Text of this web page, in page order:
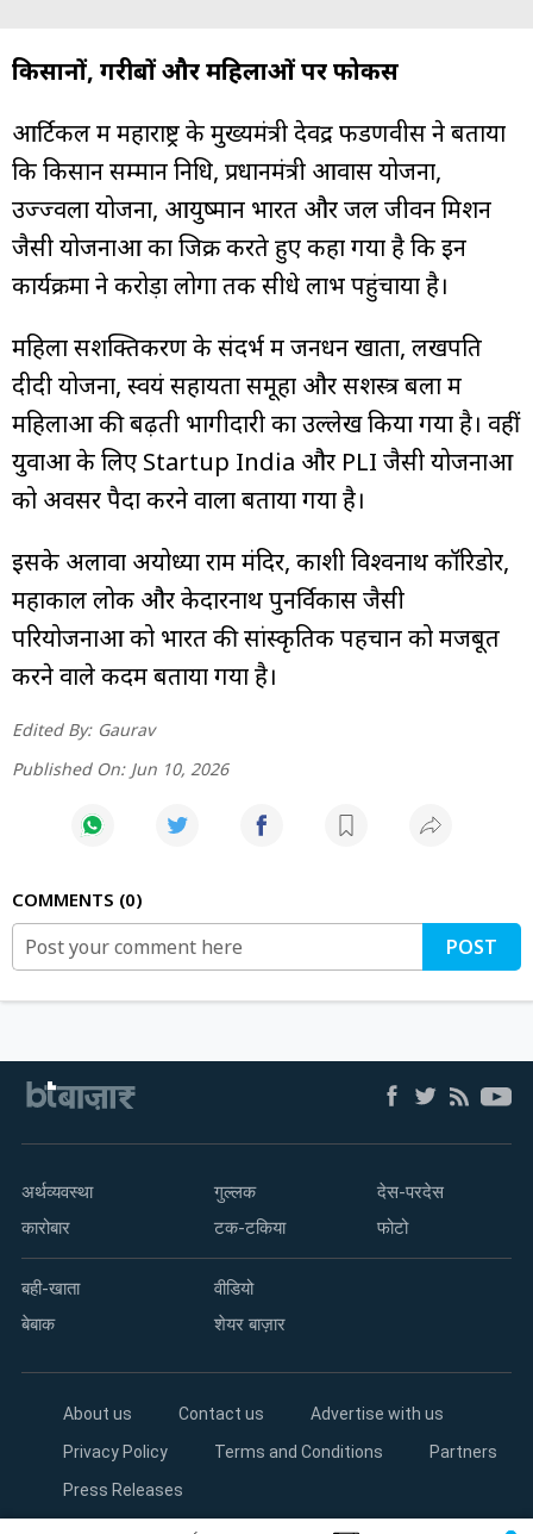
किसानों, गरीबों और महिलाओं पर फोकस
आर्टिकल में महाराष्ट्र के मुख्यमंत्री देवेंद्र फडणवीस ने बताया
कि किसान सम्मान निधि, प्रधानमंत्री आवास योजना,
उज्ज्वला योजना, आयुष्मान भारत और जल जीवन मिशन
जैसी योजनाओं का जिक्र करते हुए कहा गया है कि इन
कार्यक्रमों ने करोड़ों लोगों तक सीधे लाभ पहुंचाया है।
महिला सशक्तिकरण के संदर्भ में जनधन खातों, लखपति
दीदी योजना, स्वयं सहायता समूहों और सशस्त्र बलों में
महिलाओं की बढ़ती भागीदारी का उल्लेख किया गया है। वहीं
युवाओं के लिए Startup India और PLI जैसी योजनाओं
को अवसर पैदा करने वाला बताया गया है।
इसके अलावा अयोध्या राम मंदिर, काशी विश्वनाथ कॉरिडोर,
महाकाल लोक और केदारनाथ पुनर्विकास जैसी
परियोजनाओं को भारत की सांस्कृतिक पहचान को मजबूत
करने वाले कदम बताया गया है।
Edited By: Gaurav
Published On: Jun 10, 2026
COMMENTS 0
POST
अर्थव्यवस्था
कारोबार
गुल्लक
टक-टकिया
देस-परदेस
फोटो
बही-खाता
बेबाक
वीडियो
शेयर बाज़ार
About us Contact us
Advertise with us
Privacy Policy
Terms and Conditions
Partners
Press Releases